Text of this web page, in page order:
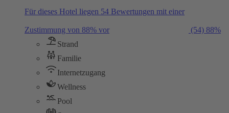
Für dieses Hotel liegen 54 Bewertungen mit einer
Zustimmung von 88% vor (54) 88%
Strand
Familie
Internetzugang
Wellness
Pool